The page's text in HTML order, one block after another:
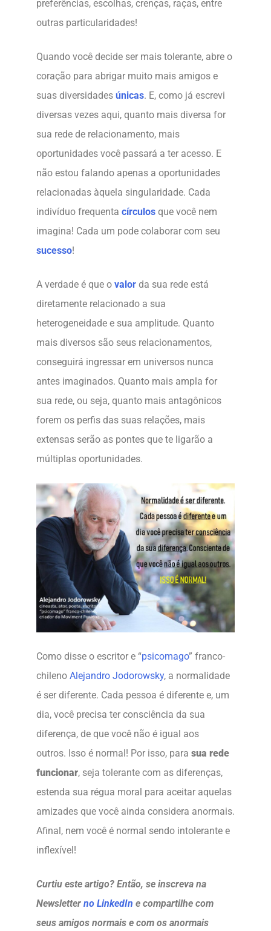
preferências, escolhas, crenças, raças, entre
outras particularidades!
Quando você decide ser mais tolerante, abre o
coração para abrigar muito mais amigos e
suas diversidades únicas. E, como já escrevi
diversas vezes aqui, quanto mais diversa for
sua rede de relacionamento, mais
oportunidades você passará a ter acesso. E
não estou falando apenas a oportunidades
relacionadas àquela singularidade. Cada
indivíduo frequenta círculos que você nem
imagina! Cada um pode colaborar com seu
sucesso!
A verdade é que o valor da sua rede está
diretamente relacionado a sua
heterogeneidade e sua amplitude. Quanto
mais diversos são seus relacionamentos,
conseguirá ingressar em universos nunca
antes imaginados. Quanto mais ampla for
sua rede, ou seja, quanto mais antagônicos
forem os perfis das suas relações, mais
extensas serão as pontes que te ligarão a
múltiplas oportunidades.
Como disse o escritor e “psicomago” franco-
chileno Alejandro Jodorowsky, a normalidade
é ser diferente. Cada pessoa é diferente e, um
dia, você precisa ter consciência da sua
diferença, de que você não é igual aos
outros. Isso é normal! Por isso, para sua rede
funcionar, seja tolerante com as diferenças,
estenda sua régua moral para aceitar aquelas
amizades que você ainda considera anormais.
Afinal, nem você é normal sendo intolerante e
inflexível!
Curtiu este artigo? Então, se inscreva na
Newsletter no LinkedIn e compartilhe com
seus amigos normais e com os anormais